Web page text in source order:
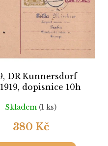
DR Kunnersdorf
dopisnice 10h
Skladem (1 ks)
380 Kč